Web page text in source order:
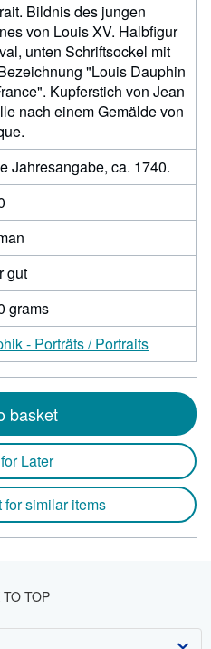
Bildnis des jungen
von Louis XV. Halbfigur
unten Schriftsockel mit
"Louis Dauphin
Kupferstich von Jean
nach einem Gemälde von
Jahresangabe, ca. 1740.
gut
grams
- Porträts / Portraits
basket
Later
for similar items
TO TOP